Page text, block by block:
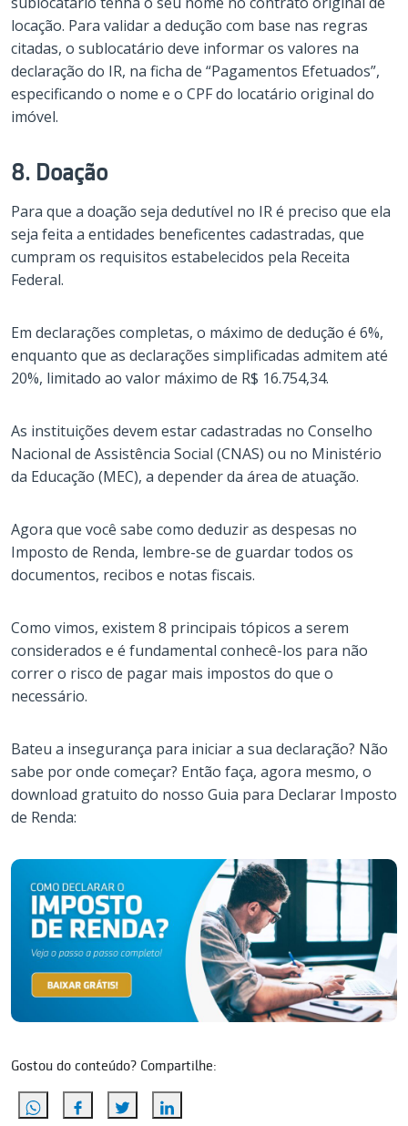
locação. Para validar a dedução com base nas regras
citadas, o sublocatário deve informar os valores na
declaração do IR, na ficha de “Pagamentos Efetuados”,
especificando o nome e o CPF do locatário original do
imóvel.
8. Doação
Para que a doação seja dedutível no IR é preciso que ela
seja feita a entidades beneficentes cadastradas, que
cumpram os requisitos estabelecidos pela Receita
Federal.
Em declarações completas, o máximo de dedução é 6%,
enquanto que as declarações simplificadas admitem até
20%, limitado ao valor máximo de R$ 16.754,34.
As instituições devem estar cadastradas no Conselho
Nacional de Assistência Social (CNAS) ou no Ministério
da Educação (MEC), a depender da área de atuação.
Agora que você sabe como deduzir as despesas no
Imposto de Renda, lembre-se de guardar todos os
documentos, recibos e notas fiscais.
Como vimos, existem 8 principais tópicos a serem
considerados e é fundamental conhecê-los para não
correr o risco de pagar mais impostos do que o
necessário.
Bateu a insegurança para iniciar a sua declaração? Não
sabe por onde começar? Então faça, agora mesmo, o
download gratuito do nosso Guia para Declarar Imposto
de Renda:
Gostou do conteúdo? Compartilhe: